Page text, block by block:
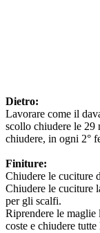
Dietro:
Lavorare come il
scollo chiudere le
chiudere, in ogni 2°
Finiture:
Chiudere le cuciture
Chiudere le cuciture
per gli scalfi.
Riprendere le
coste e chiudere tutte